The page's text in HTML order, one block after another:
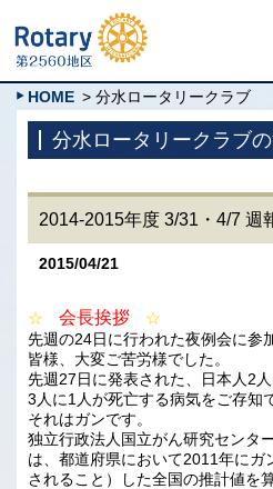
HOME > 分水ロータリークラブ
分水ロータリークラブ
2014-2015年度 3/31・4/7 週
2015/04/21
☆ 会長挨拶
☆
先週の24日に行われた夜例会に参
皆様、大変ご苦労様でした。
先週27日に発表された、日本人2
3人に1人が死亡する病気をご存知
それはガンです。
独立行政法人国立がん研究センタ
は、都道府県において2011年にガ
されること）した全国の推計値を